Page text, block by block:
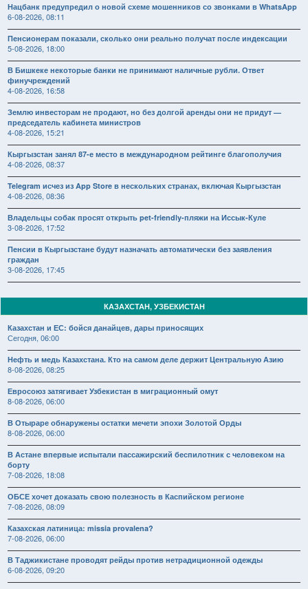
Нацбанк предупредил о новой схеме мошенников со звонками в WhatsApp
6-08-2026, 08:11
Пенсионерам показали, сколько они реально получат после индексации
5-08-2026, 18:00
В Бишкеке некоторые банки не принимают наличные рубли. Ответ
финучреждений
4-08-2026, 16:58
Землю инвесторам не продают, но без долгой аренды они не придут —
председатель кабинета министров
4-08-2026, 15:21
Кыргызстан занял 87-е место в международном рейтинге благополучия
4-08-2026, 08:37
Telegram исчез из App Store в нескольких странах, включая Кыргызстан
4-08-2026, 08:36
Владельцы собак просят открыть pet-friendly-пляжи на Иссык-Куле
3-08-2026, 17:52
Пенсии в Кыргызстане будут назначать автоматически без заявления
граждан
3-08-2026, 17:45
КАЗАХСТАН, УЗБЕКИСТАН
Казахстан и ЕС: бойся данайцев, дары приносящих
Сегодня, 06:00
Нефть и медь Казахстана. Кто на самом деле держит Центральную Азию
8-08-2026, 08:25
Евросоюз затягивает Узбекистан в миграционный омут
8-08-2026, 06:00
В Отыраре обнаружены остатки мечети эпохи Золотой Орды
8-08-2026, 06:00
В Астане впервые испытали пассажирский беспилотник с человеком на
борту
7-08-2026, 18:08
ОБСЕ хочет доказать свою полезность в Каспийском регионе
7-08-2026, 08:09
Казахская латиница: missia provalena?
7-08-2026, 06:00
В Таджикистане проводят рейды против нетрадиционной одежды
6-08-2026, 09:20